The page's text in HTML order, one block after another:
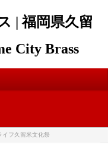
| 福岡県久留
City Brass
イフ久留米文化祭